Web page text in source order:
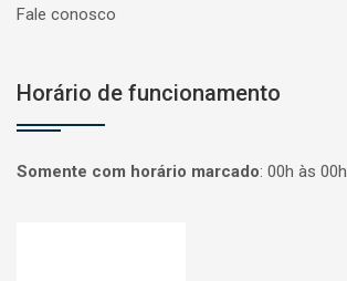
Fale conosco
Horário de funcionamento
Somente com horário marcado: 00h às 00h